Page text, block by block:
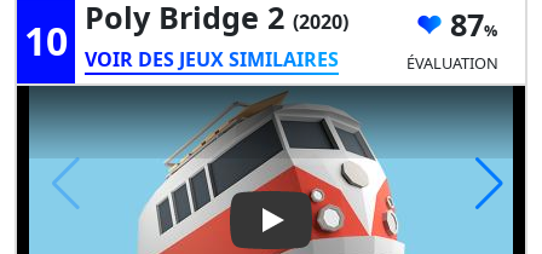
10 Poly Bridge 2 (2020)
VOIR DES JEUX SIMILAIRES
87
ÉVALUATION
Play Video: Poly Bridge 2